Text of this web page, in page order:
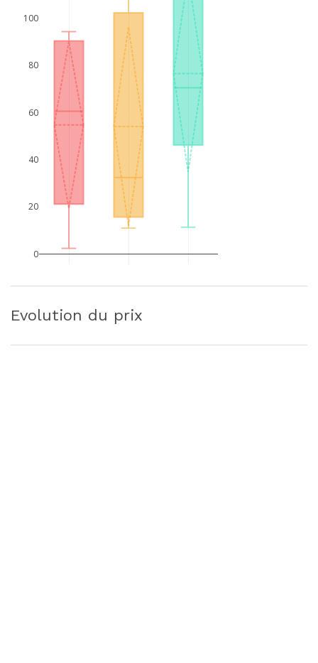
0
20
40
60
80
100
Evolution du prix